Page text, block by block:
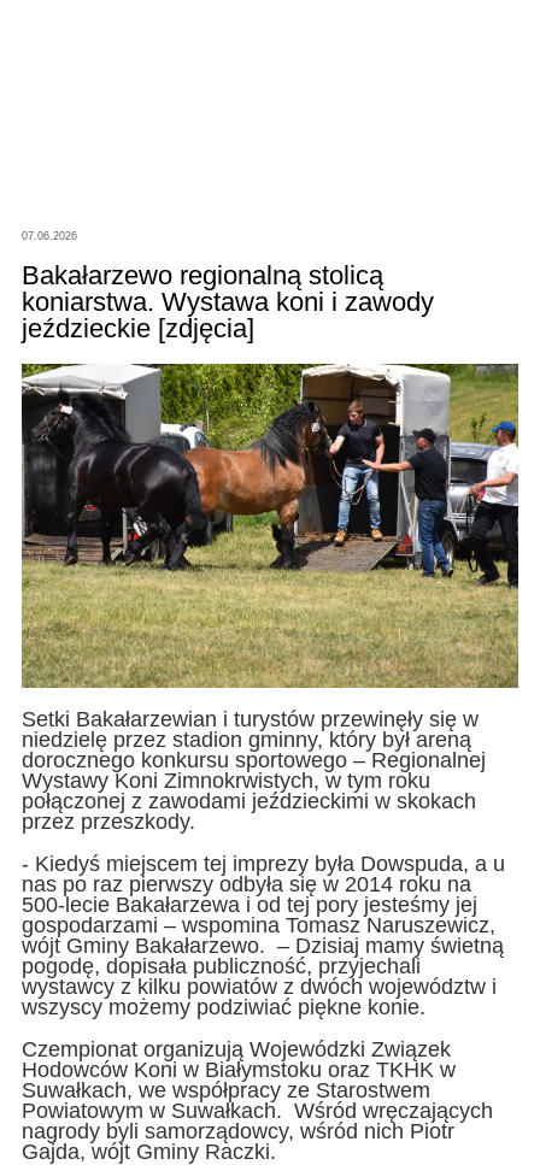
07.06.2026
Bakałarzewo regionalną stolicą
koniarstwa. Wystawa koni i zawody
jeździeckie [zdjęcia]
Setki Bakałarzewian i turystów przewinęły się w
niedzielę przez stadion gminny, który był areną
dorocznego konkursu sportowego – Regionalnej
Wystawy Koni Zimnokrwistych, w tym roku
połączonej z zawodami jeździeckimi w skokach
przez przeszkody.
- Kiedyś miejscem tej imprezy była Dowspuda, a u
nas po raz pierwszy odbyła się w 2014 roku na
500-lecie Bakałarzewa i od tej pory jesteśmy jej
gospodarzami – wspomina Tomasz Naruszewicz,
wójt Gminy Bakałarzewo. – Dzisiaj mamy świetną
pogodę, dopisała publiczność, przyjechali
wystawcy z kilku powiatów z dwóch województw i
wszyscy możemy podziwiać piękne konie.
Czempionat organizują Wojewódzki Związek
Hodowców Koni w Białymstoku oraz TKHK w
Suwałkach, we współpracy ze Starostwem
Powiatowym w Suwałkach. Wśród wręczających
nagrody byli samorządowcy, wśród nich Piotr
Gajda, wójt Gminy Raczki.